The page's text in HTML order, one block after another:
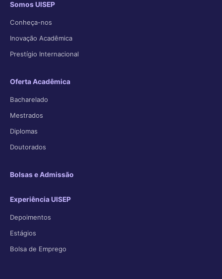
Somos UISEP
Conheça-nos
Inovação Acadêmica
Prestígio Internacional
Oferta Acadêmica
Bacharelado
Mestrados
Diplomas
Doutorados
Bolsas e Admissão
Experiência UISEP
Depoimentos
Estágios
Bolsa de Emprego